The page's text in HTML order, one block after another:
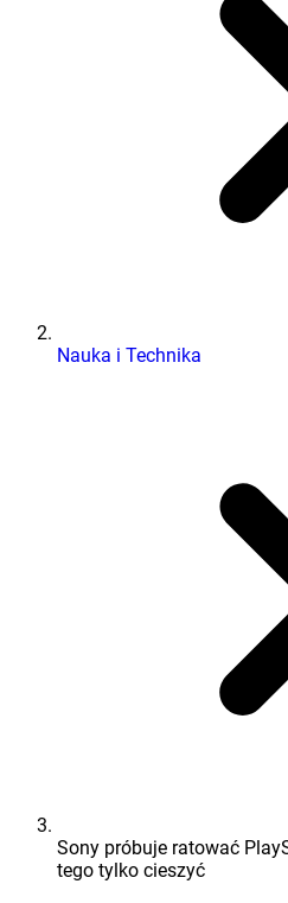
Nauka i Technika
Sony próbuje ratować
tego tylko cieszyć